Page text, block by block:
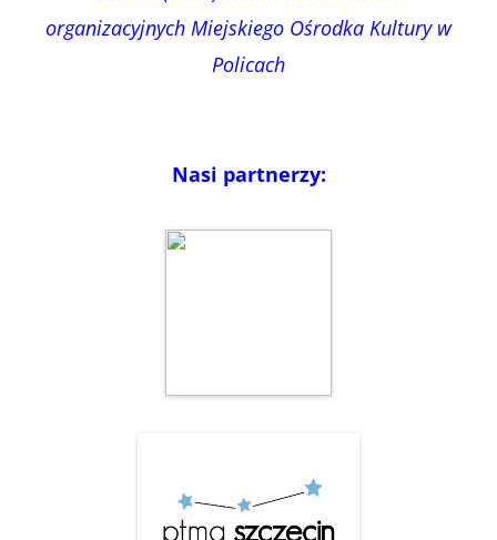
organizacyjnych Miejskiego Ośrodka Kultury w
Policach
Nasi partnerzy: